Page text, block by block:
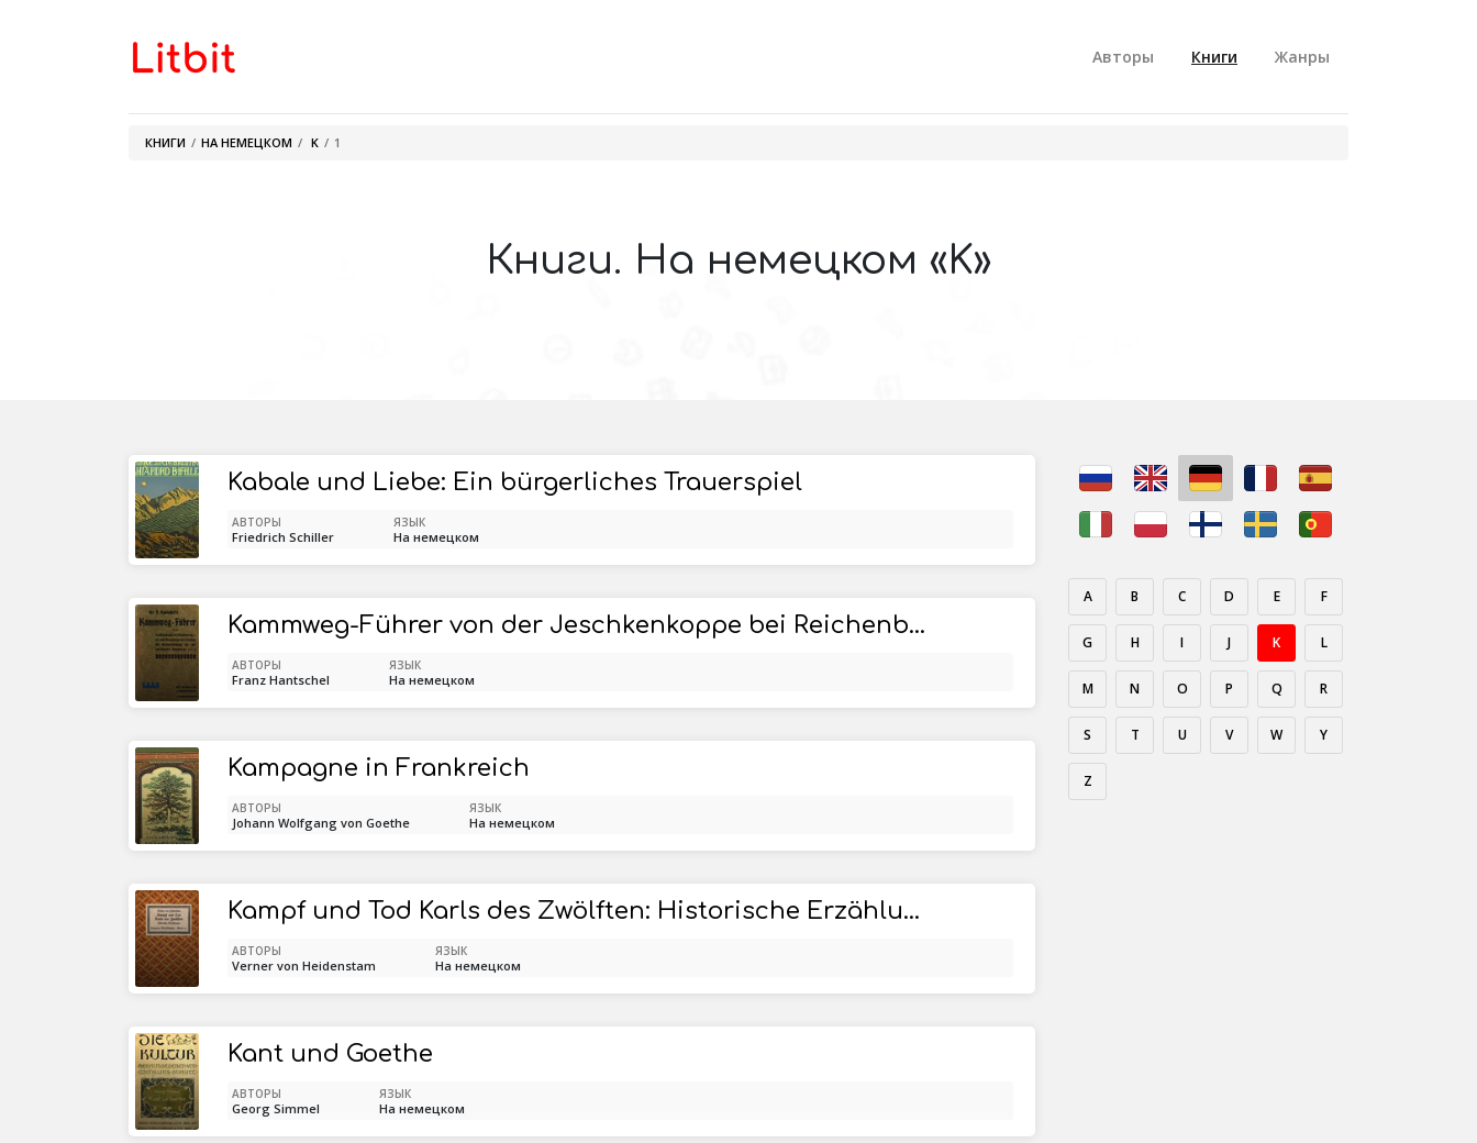
Авторы Книги Жанры
КНИГИ НА НЕМЕЦКОМ K 1
Книги. На немецком «K»
Kabale und Liebe: Ein bürgerliches Trauerspiel
АВТОРЫ
Friedrich Schiller
ЯЗЫК
На немецком
Kammweg-Führer von der Jeschkenkoppe bei Reichenberg bis zum Rosenberg bei Tetschen / mit Berücksichtigung der anschliessenden Kammwege
АВТОРЫ
Franz Hantschel
ЯЗЫК
На немецком
Kampagne in Frankreich
АВТОРЫ
Johann Wolfgang von Goethe
ЯЗЫК
На немецком
Kampf und Tod Karls des Zwölften: Historische Erzählungen
АВТОРЫ
Verner von Heidenstam
ЯЗЫК
На немецком
Kant und Goethe
АВТОРЫ
Georg Simmel
ЯЗЫК
На немецком
A B C D E F
G H I J K L
M N O P Q R
S T U V W Y
Z